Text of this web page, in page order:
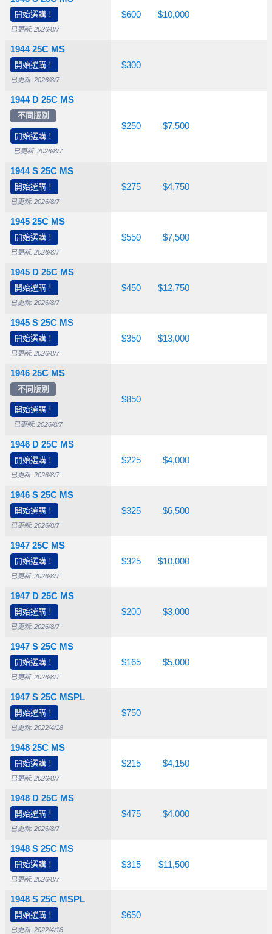
開始選購！
已更新: 2026/8/7
1944 25C MS
開始選購！
已更新: 2026/8/7
1944 D 25C MS
不同版別
開始選購！
已更新: 2026/8/7
1944 S 25C MS
開始選購！
已更新: 2026/8/7
1945 25C MS
開始選購！
已更新: 2026/8/7
1945 D 25C MS
開始選購！
已更新: 2026/8/7
1945 S 25C MS
開始選購！
已更新: 2026/8/7
1946 25C MS
不同版別
開始選購！
已更新: 2026/8/7
1946 D 25C MS
開始選購！
已更新: 2026/8/7
1946 S 25C MS
開始選購！
已更新: 2026/8/7
1947 25C MS
開始選購！
已更新: 2026/8/7
1947 D 25C MS
開始選購！
已更新: 2026/8/7
1947 S 25C MS
開始選購！
已更新: 2026/8/7
1947 S 25C MSPL
開始選購！
已更新: 2022/4/18
1948 25C MS
開始選購！
已更新: 2026/8/7
1948 D 25C MS
開始選購！
已更新: 2026/8/7
1948 S 25C MS
開始選購！
已更新: 2026/8/7
1948 S 25C MSPL
開始選購！
已更新: 2022/4/18
$70.00 $600 $10,000
$26.50 $300
$250 $7,500
$26.50 $275 $4,750
$40.00 $550 $7,500
$45.00 $450 $12,750
$40.00 $350 $13,000
$850
$26.50 $225 $4,000
$26.50 $325 $6,500
$26.50 $325 $10,000
$26.50 $200 $3,000
$26.50 $165 $5,000
$250 $750
$26.50 $215 $4,150
$42.50 $475 $4,000
$42.50 $315 $11,500
$225 $650